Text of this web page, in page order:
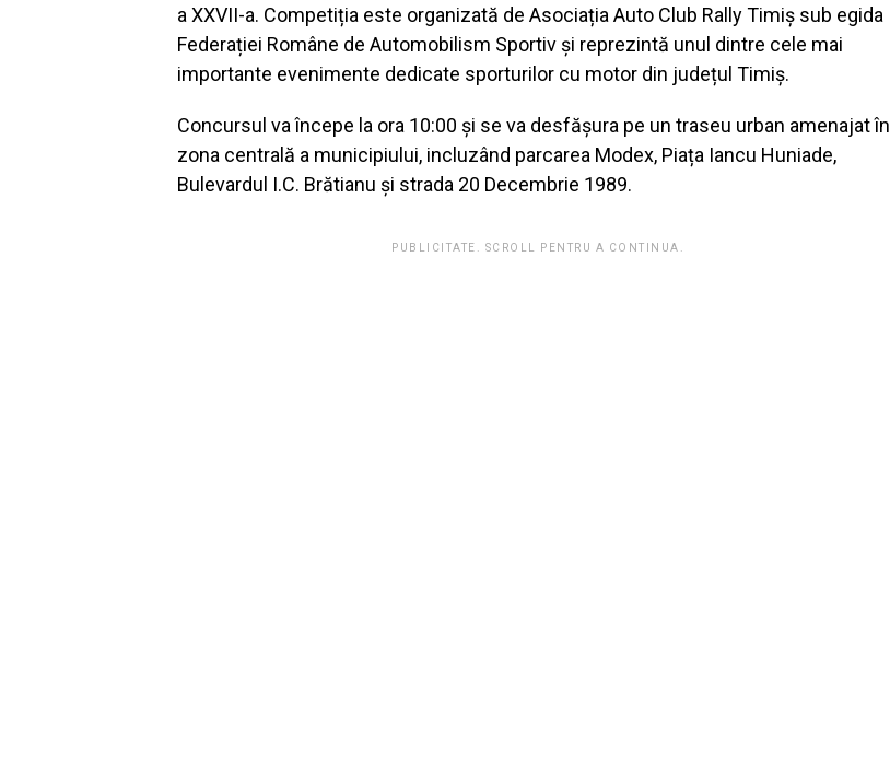
a XXVII-a. Competiția este organizată de Asociația Auto Club Rally Timiș sub egida
Federației Române de Automobilism Sportiv și reprezintă unul dintre cele mai
importante evenimente dedicate sporturilor cu motor din județul Timiș.
Concursul va începe la ora 10:00 și se va desfășura pe un traseu urban amenajat în
zona centrală a municipiului, incluzând parcarea Modex, Piața Iancu Huniade,
Bulevardul I.C. Brătianu și strada 20 Decembrie 1989.
PUBLICITATE. SCROLL PENTRU A CONTINUA.